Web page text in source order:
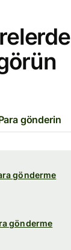
gönderin
gönderme
gönderme